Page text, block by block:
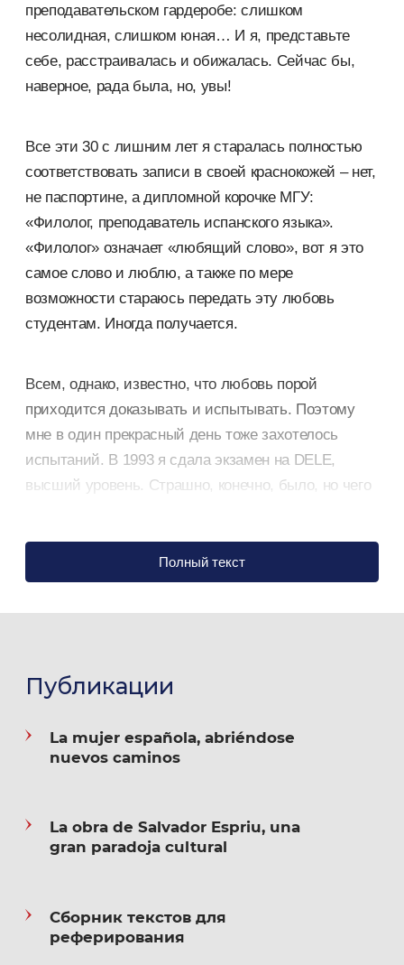
преподавательском гардеробе: слишком
несолидная, слишком юная… И я, представьте
себе, расстраивалась и обижалась. Сейчас бы,
наверное, рада была, но, увы!
Все эти 30 с лишним лет я старалась полностью
соответствовать записи в своей краснокожей – нет,
не паспортине, а дипломной корочке МГУ:
«Филолог, преподаватель испанского языка».
«Филолог» означает «любящий слово», вот я это
самое слово и люблю, а также по мере
возможности стараюсь передать эту любовь
студентам. Иногда получается.
Всем, однако, известно, что любовь порой
приходится доказывать и испытывать. Поэтому
мне в один прекрасный день тоже захотелось
испытаний. В 1993 я сдала экзамен на DELE,
высший уровень. Страшно, конечно, было, но чего
Кстати, моя любовь к слову так велика, что
переводом с испанского и каталонского, за что в
2000 была торжественно принята в Союз
этого членства пока никакой, но душу греет.
суровое время курс лекций по испанской и
латиноамериканской литературе ХХ века; его я
которые пожелают это послушать.
Полный текст
Публикации
La mujer española, abriéndose
nuevos caminos
La obra de Salvador Espriu, una
gran paradoja cultural
Сборник текстов для
реферирования